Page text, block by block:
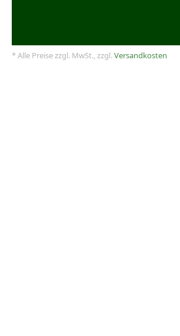
* Alle Preise zzgl. MwSt., zzgl.Versandkosten